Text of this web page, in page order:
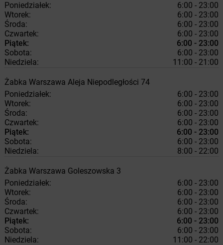
Poniedziałek:
6:00 - 23:00
Wtorek:
6:00 - 23:00
Środa:
6:00 - 23:00
Czwartek:
6:00 - 23:00
Piątek:
6:00 - 23:00
Sobota:
6:00 - 23:00
Niedziela:
11:00 - 21:00
Żabka Warszawa Aleja Niepodległości 74
Poniedziałek:
6:00 - 23:00
Wtorek:
6:00 - 23:00
Środa:
6:00 - 23:00
Czwartek:
6:00 - 23:00
Piątek:
6:00 - 23:00
Sobota:
6:00 - 23:00
Niedziela:
8:00 - 22:00
Żabka Warszawa Goleszowska 3
Poniedziałek:
6:00 - 23:00
Wtorek:
6:00 - 23:00
Środa:
6:00 - 23:00
Czwartek:
6:00 - 23:00
Piątek:
6:00 - 23:00
Sobota:
6:00 - 23:00
Niedziela:
11:00 - 22:00